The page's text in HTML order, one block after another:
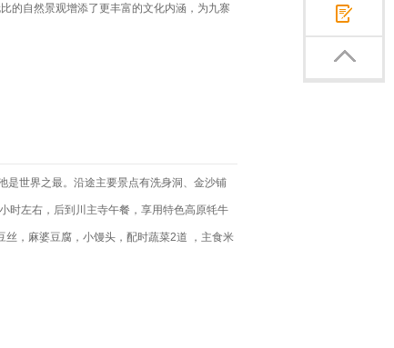
的自然景观增添了更丰富的文化内涵，为九寨
是世界之最。沿途主要景点有洗身洞、金沙铺
时左右，后到川主寺午餐，享用特色高原牦牛
，麻婆豆腐，小馒头，配时蔬菜2道 ，主食米